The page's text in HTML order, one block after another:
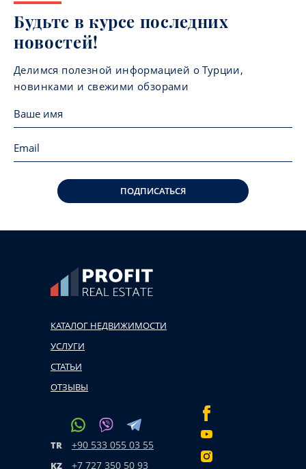
Будьте в курсе последних
новостей!
Делимся полезной информацией о Турции,
новинками и свежими обзорами
ПОДПИСАТЬСЯ
КАТАЛОГ НЕДВИЖИМОСТИ
УСЛУГИ
СТАТЬИ
ОТЗЫВЫ
TR +90 533 055 03 55
KZ +7 727 350 50 93